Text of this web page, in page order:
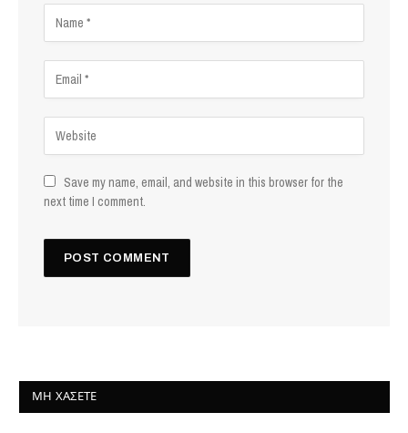
Save my name, email, and website in this browser for the
next time I comment.
ΜΗ ΧΆΣΕΤΕ